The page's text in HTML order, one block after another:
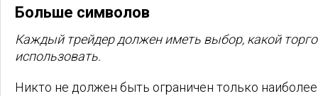
Больше символов
Каждый трейдер должен иметь выбор, какой
использовать.
Никто не должен быть ограничен только